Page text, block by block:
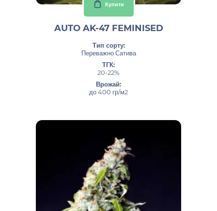
Купити
AUTO AK-47 FEMINISED
Тип сорту:
Переважно Сатива
ТГК:
20-22%
Врожай:
до 400 гр/м2